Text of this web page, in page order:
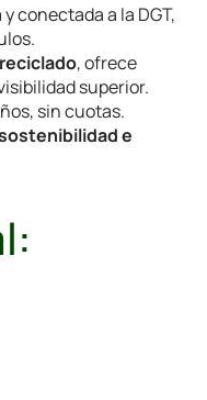
conectada a la DGT,
, ofrece
superior.
sin cuotas.
e